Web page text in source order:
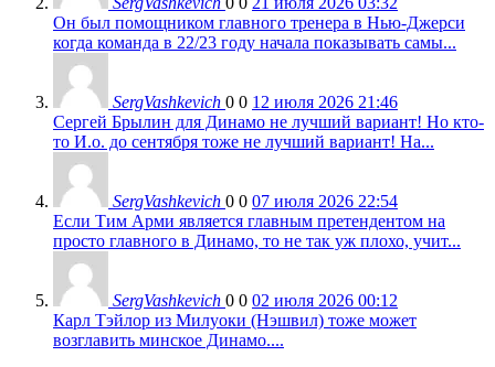
Он был помощником главного тренера в Нью-Джерси
когда команда в 22/23 году начала показывать самы...
SergVashkevich 0 0 12 июля 2026 21:46
Сергей Брылин для Динамо не лучший вариант! Но кто-
то И.о. до сентября тоже не лучший вариант! На...
SergVashkevich 0 0 07 июля 2026 22:54
Если Тим Арми является главным претендентом на
просто главного в Динамо, то не так уж плохо, учит...
SergVashkevich 0 0 02 июля 2026 00:12
Карл Тэйлор из Милуоки (Нэшвил) тоже может
возглавить минское Динамо....